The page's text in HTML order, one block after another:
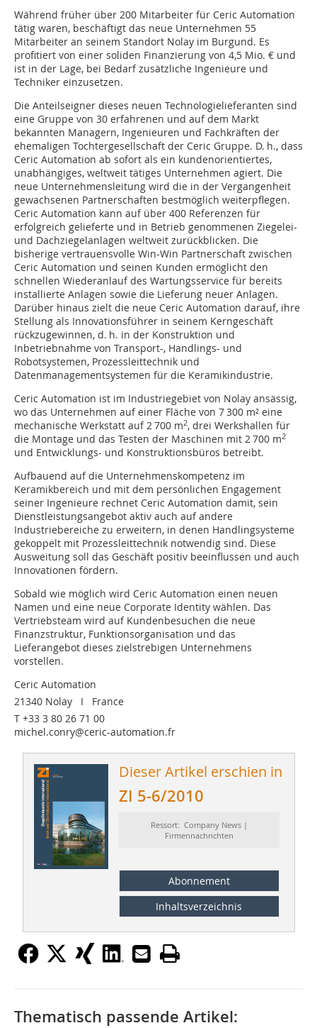
Während früher über 200 Mitarbeiter für Ceric Automation
tätig waren, beschäftigt das neue Unternehmen 55
Mitarbeiter an seinem Standort Nolay im Burgund. Es
profitiert von einer soliden Finanzierung von 4,5 Mio. € und
ist in der Lage, bei Bedarf zusätzliche Ingenieure und
Techniker einzusetzen.
Die Anteilseigner dieses neuen Technologielieferanten sind
eine Gruppe von 30 erfahrenen und auf dem Markt
bekannten Managern, Ingenieuren und Fachkräften der
ehemaligen Tochtergesellschaft der Ceric Gruppe. D. h., dass
Ceric Automation ab sofort als ein kundenorientiertes,
unabhängiges, weltweit tätiges Unternehmen agiert. Die
neue Unternehmensleitung wird die in der Vergangenheit
gewachsenen Partnerschaften bestmöglich weiterpflegen.
Ceric Automation kann auf über 400 Referenzen für
erfolgreich gelieferte und in Betrieb genommenen Ziegelei-
und Dachziegelanlagen weltweit zurückblicken. Die
bisherige vertrauensvolle Win-Win Partnerschaft zwischen
Ceric Automation und seinen Kunden ermöglicht den
schnellen Wiederanlauf des Wartungsservice für bereits
installierte Anlagen sowie die Lieferung neuer Anlagen.
Darüber hinaus zielt die neue Ceric Automation darauf, ihre
Stellung als Innovationsführer in seinem Kerngeschäft
rückzugewinnen, d. h. in der Konstruktion und
Inbetriebnahme von Transport-, Handlings- und
Robotsystemen, Prozessleittechnik und
Datenmanagementsystemen für die Keramikindustrie.
Ceric Automation ist im Industriegebiet von Nolay ansässig,
wo das Unternehmen auf einer Fläche von 7 300 m² eine
mechanische Werkstatt auf 2 700 m2, drei Werkshallen für
die Montage und das Testen der Maschinen mit 2 700 m2
und Entwicklungs- und Konstruktionsbüros betreibt.
Aufbauend auf die Unternehmenskompetenz im
Keramikbereich und mit dem persönlichen Engagement
seiner Ingenieure rechnet Ceric Automation damit, sein
Dienstleistungsangebot aktiv auch auf andere
Industriebereiche zu erweitern, in denen Handlingsysteme
gekoppelt mit Prozessleittechnik notwendig sind. Diese
Ausweitung soll das Geschäft positiv beeinflussen und auch
Innovationen fördern.
Sobald wie möglich wird Ceric Automation einen neuen
Namen und eine neue Corporate Identity wählen. Das
Vertriebsteam wird auf Kundenbesuchen die neue
Finanzstruktur, Funktionsorganisation und das
Lieferangebot dieses zielstrebigen Unternehmens
vorstellen.
Ceric Automation
21340 Nolay I France
T +33 3 80 26 71 00
michel.conry@ceric-automation.fr
Dieser Artikel erschien in
ZI 5-6/2010
Ressort: Company News |
Firmennachrichten
Abonnement
Inhaltsverzeichnis
Thematisch passende Artikel: